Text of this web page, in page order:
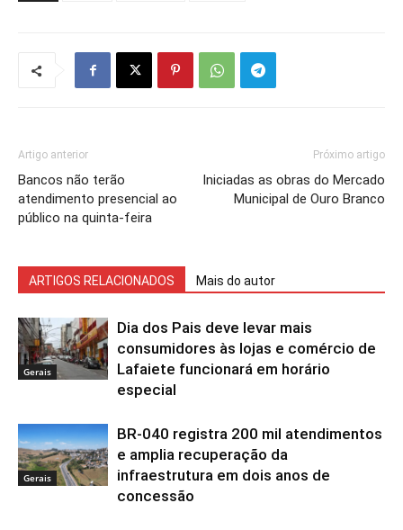
Artigo anterior
Bancos não terão
atendimento presencial ao
público na quinta-feira
Próximo artigo
Iniciadas as obras do Mercado
Municipal de Ouro Branco
ARTIGOS RELACIONADOS Mais do autor
Gerais
Dia dos Pais deve levar mais
consumidores às lojas e comércio de
Lafaiete funcionará em horário
especial
Gerais
BR-040 registra 200 mil atendimentos
e amplia recuperação da
infraestrutura em dois anos de
concessão